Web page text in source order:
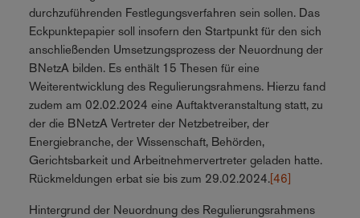
durchzuführenden Festlegungsverfahren sein sollen. Das
Eckpunktepapier soll insofern den Startpunkt für den sich
anschließenden Umsetzungsprozess der Neuordnung der
BNetzA bilden. Es enthält 15 Thesen für eine
Weiterentwicklung des Regulierungsrahmens. Hierzu fand
zudem am 02.02.2024 eine Auftaktveranstaltung statt, zu
der die BNetzA Vertreter der Netzbetreiber, der
Energiebranche, der Wissenschaft, Behörden,
Gerichtsbarkeit und Arbeitnehmervertreter geladen hatte.
Rückmeldungen erbat sie bis zum 29.02.2024.[46]
Hintergrund der Neuordnung des Regulierungsrahmens